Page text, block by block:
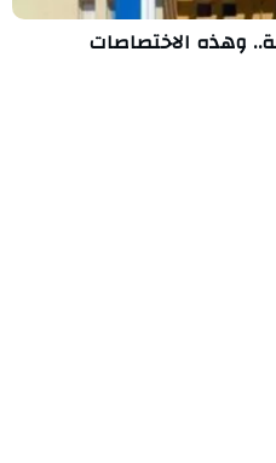
وهذه الاختصاصات